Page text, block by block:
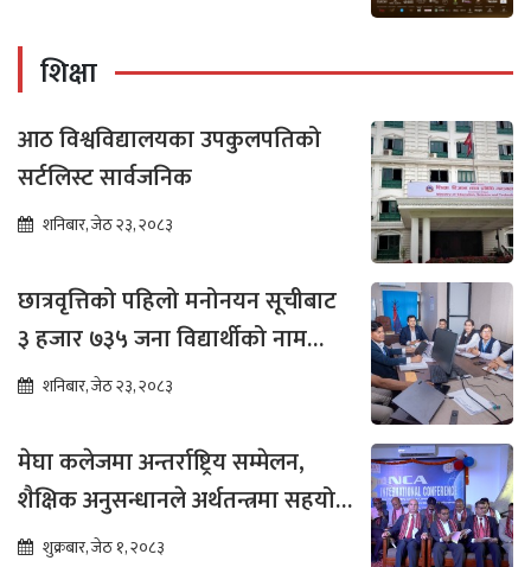
शिक्षा
आठ विश्वविद्यालयका उपकुलपतिको
सर्टलिस्ट सार्वजनिक
शनिबार, जेठ २३, २०८३
छात्रवृत्तिको पहिलो मनोनयन सूचीबाट
३ हजार ७३५ जना विद्यार्थीको नाम
भर्नाका लागि सिफारिस
शनिबार, जेठ २३, २०८३
मेघा कलेजमा अन्तर्राष्ट्रिय सम्मेलन,
शैक्षिक अनुसन्धानले अर्थतन्त्रमा सहयोग
पुग्ने विश्वास
शुक्रबार, जेठ १, २०८३